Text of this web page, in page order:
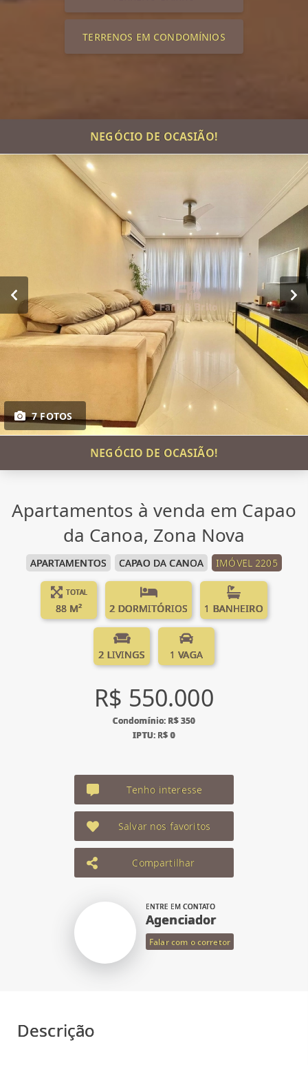
TERRENOS EM CONDOMÍNIOS
NEGÓCIO DE OCASIÃO!
7 FOTOS
NEGÓCIO DE OCASIÃO!
Apartamentos à venda em Capao
da Canoa, Zona Nova
APARTAMENTOS CAPAO DA CANOA IMÓVEL 2205
TOTAL
88 M² 2 DORMITÓRIOS 1 BANHEIRO
2 LIVINGS 1 VAGA
R$ 550.000
Condomínio: R$ 350
IPTU: R$ 0
Tenho interesse
Salvar nos favoritos
Compartilhar
ENTRE EM CONTATO
Agenciador
Falar com o corretor
Descrição